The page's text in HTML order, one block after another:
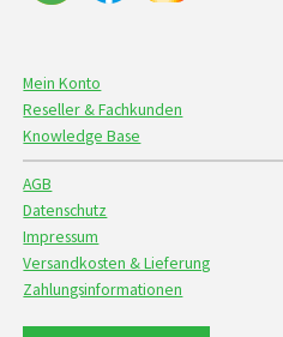
Mein Konto
Reseller & Fachkunden
Knowledge Base
AGB
Datenschutz
Impressum
Versandkosten & Lieferung
Zahlungsinformationen